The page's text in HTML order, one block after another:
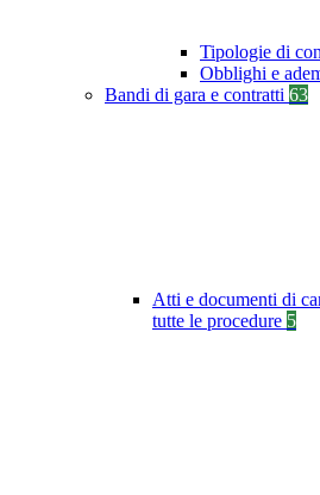
Tipologie di
Obblighi e
Bandi di gara e contratti 63
Atti e documenti di
tutte le procedure 5